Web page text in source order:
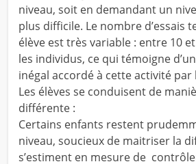
niveau, soit en demandant un
plus difficile. Le nombre d’essais
élève est très variable : entre 10
les individus, ce qui témoigne
inégal accordé à cette activité par
Les élèves se conduisent de
différente :
Certains enfants restent
niveau, soucieux de maitriser la
s’estiment en mesure de